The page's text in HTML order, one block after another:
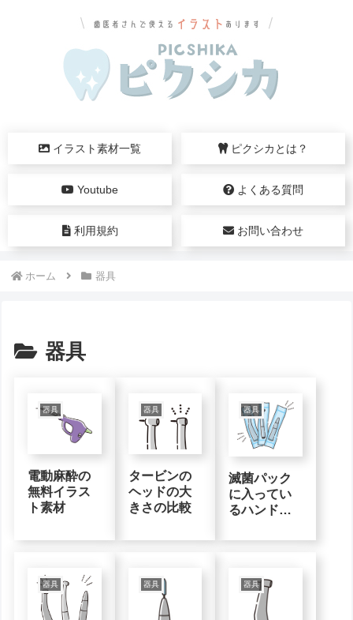
イラスト素材一覧 ピクシカとは？
Youtube よくある質問
利用規約 お問い合わせ
ホーム 器具
器具
器具
電動麻酔の
無料イラス
ト素材
器具
タービンの
ヘッドの大
きさの比較
器具
滅菌パック
に入ってい
るハンドピ
器具 器具 器具